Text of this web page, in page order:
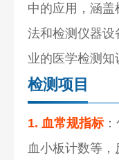
中的应用，涵
法和检测仪器
业的医学检测知
检测项目
1. 血常规指标：
血小板计数等，